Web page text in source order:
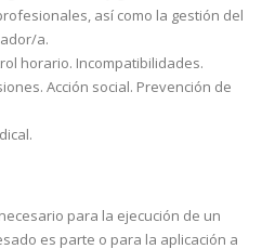
así como la gestión del
a.
horario. Incompatibilidades.
Acción social. Prevención de
para la ejecución de un
es parte o para la aplicación a